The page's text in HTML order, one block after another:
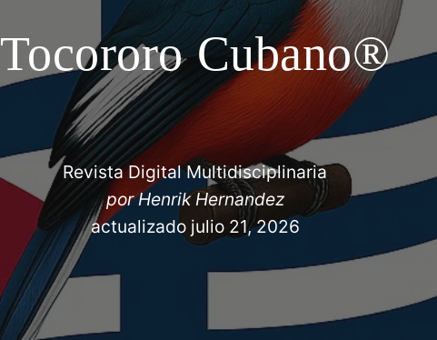
Tocororo Cubano®
Revista Digital Multidisciplinaria
porHenrik Hernandez
actualizado julio 21, 2026